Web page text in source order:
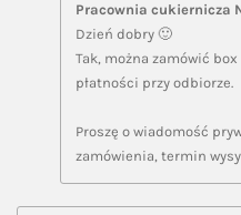
Pracownia cukiernicza
Dzień dobry 🙂
Tak, można zamówić box
płatności przy odbiorze.
Proszę o wiadomość
zamówienia, termin